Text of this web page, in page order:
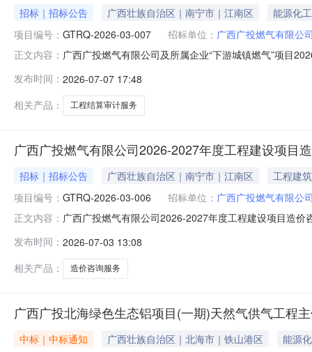
招标｜招标公告 广西壮族自治区｜南宁市｜江南区
能源化工
项目编号： GTRQ-2026-03-007 招标单位： 广西广投燃气有限公
正文内容： 广西广投燃气有限公司及所属企业“下游城镇燃气”项目
广西广投燃气有限公司及所属企业“下游城镇燃气”项目
发布时间： 2026-07-07 17:48
相关产品：
工程结算审计服务
广西广投燃气有限公司2026-2027年度工程建设项目
招标｜招标公告 广西壮族自治区｜南宁市｜江南区
工程建筑
项目编号： GTRQ-2026-03-006 招标单位： 广西广投燃气有限公
正文内容： 广西广投燃气有限公司2026-2027年度工程建设项目造
10万元（含税）6.采购需求：广西广投燃气有限公司
发布时间： 2026-07-03 13:08
相关产品：
造价咨询服务
广西广投北海绿色生态铝项目(一期)天然气供气工程
中标｜中标通知 广西壮族自治区｜北海市｜铁山港区
能源